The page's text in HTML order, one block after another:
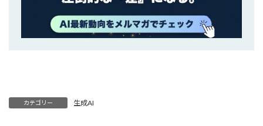
カテゴリー 生成AI